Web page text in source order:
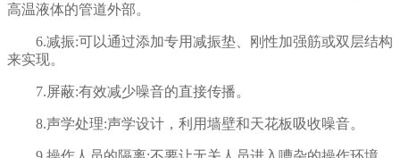
高温液体的管道外部。
6.减振:可以通过添加专用减振垫、刚性加强筋或双层结构
来实现。
7.屏蔽:有效减少噪音的直接传播。
8.声学处理:声学设计，利用墙壁和天花板吸收噪音。